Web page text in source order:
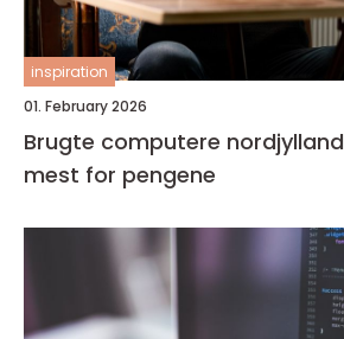
inspiration
01. February 2026
Brugte computere nordjylland sådan får du
mest for pengene